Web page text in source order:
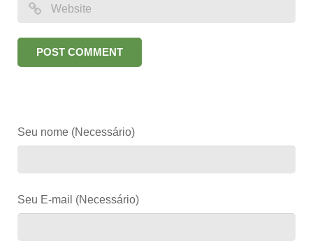
Seu nome (Necessário)
Seu E-mail (Necessário)